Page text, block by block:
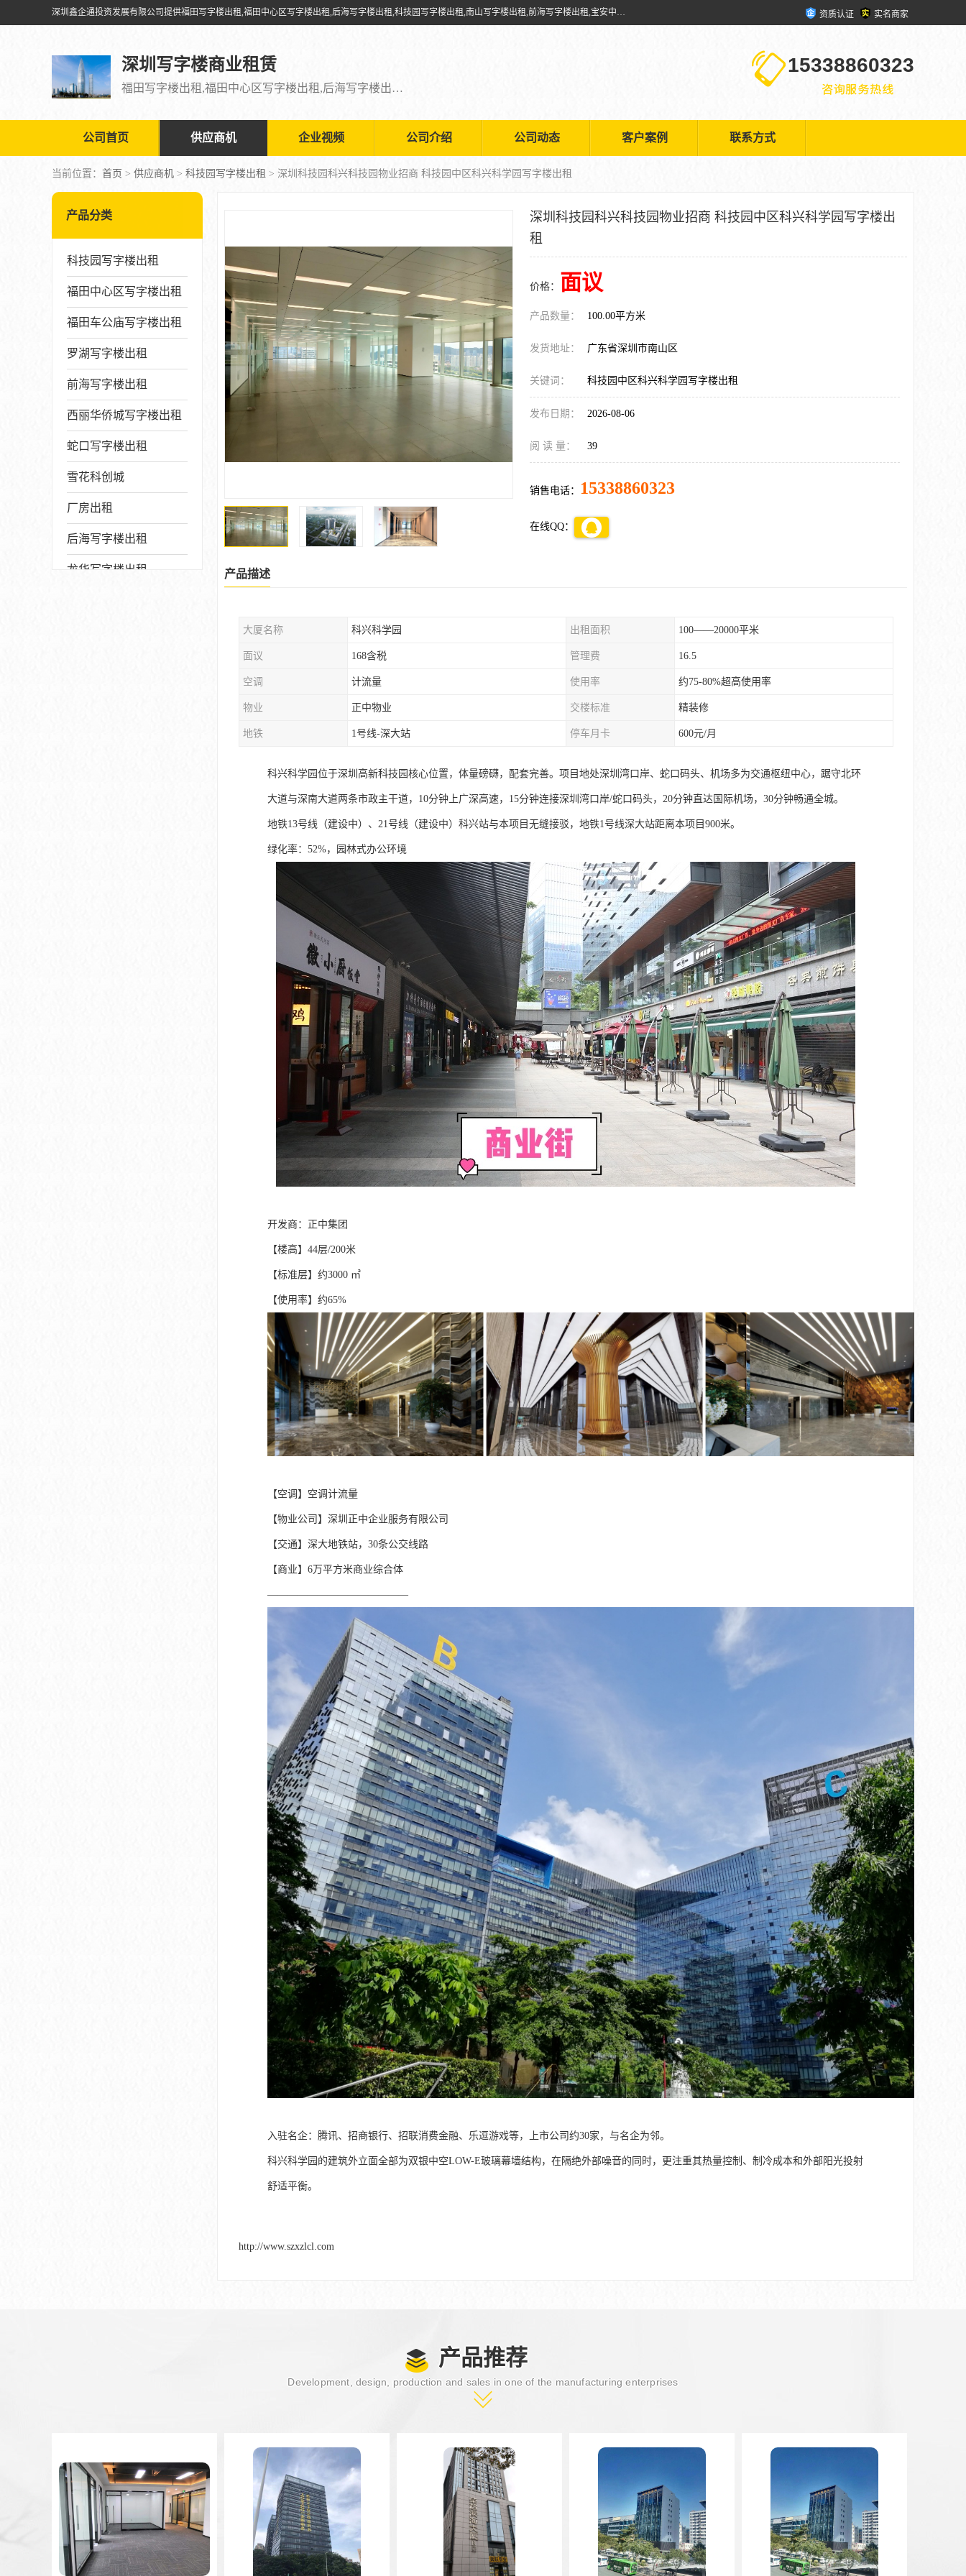
深圳鑫企通投资发展有限公司提供福田写字楼出租,福田中心区写字楼出租,后海写字楼出租,科技园写字楼出租,南山写字楼出租,前海写字楼出租,宝安中心写字楼出租,车公庙写字楼出租,深圳写字楼出租，欢迎有需要的朋友前来咨询。 资质认证 实名商家
深圳写字楼商业租赁
福田写字楼出租,福田中心区写字楼出租,后海写字楼出租,科技园写字楼出租,南山写字楼出租,前海写字楼出租,宝安中心写字楼出租
15338860323
公司首页 供应商机 企业视频 公司介绍 公司动态 客户案例 联系方式
当前位置： 首页 > 供应商机 > 科技园写字楼出租 > 深圳科技园科兴科技园物业招商 科技园中区科兴科学园写字楼出租
产品分类
科技园写字楼出租
福田中心区写字楼出租
福田车公庙写字楼出租
罗湖写字楼出租
前海写字楼出租
西丽华侨城写字楼出租
蛇口写字楼出租
雪花科创城
厂房出租
后海写字楼出租
龙华写字楼出租
深圳科技园科兴科技园物业招商 科技园中区科兴科学园写字楼出
租
价格： 面议
产品数量： 100.00平方米
发货地址： 广东省深圳市南山区
关键词： 科技园中区科兴科学园写字楼出租
发布日期： 2026-08-06
阅 读 量： 39
销售电话： 15338860323
在线QQ：
产品描述
大厦名称 科兴科学园 出租面积 100——20000平米
面议 168含税 管理费 16.5
空调 计流量 使用率 约75-80%超高使用率
物业 正中物业 交楼标准 精装修
地铁 1号线-深大站 停车月卡 600元/月
科兴科学园位于深圳高新科技园核心位置，体量磅礴，配套完善。项目地处深圳湾口岸、蛇口码头、机场多为交通枢纽中心，踞守北环
大道与深南大道两条市政主干道，10分钟上广深高速，15分钟连接深圳湾口岸/蛇口码头，20分钟直达国际机场，30分钟畅通全城。
地铁13号线（建设中）、21号线（建设中）科兴站与本项目无缝接驳，地铁1号线深大站距离本项目900米。
绿化率：52%，园林式办公环境
开发商：正中集团
【楼高】44层/200米
【标准层】约3000 ㎡
【使用率】约65%
【空调】空调计流量
【物业公司】深圳正中企业服务有限公司
【交通】深大地铁站，30条公交线路
【商业】6万平方米商业综合体
——————————————
入驻名企：腾讯、招商银行、招联消费金融、乐逗游戏等，上市公司约30家，与名企为邻。
科兴科学园的建筑外立面全部为双银中空LOW-E玻璃幕墙结构，在隔绝外部噪音的同时，更注重其热量控制、制冷成本和外部阳光投射
舒适平衡。
http://www.szxzlcl.com
产品推荐
Development, design, production and sales in one of the manufacturing enterprises